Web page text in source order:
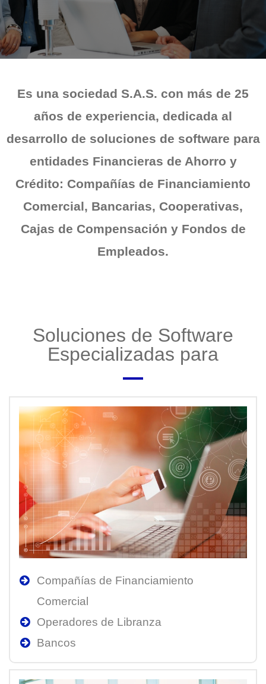
Es una sociedad S.A.S. con más de 25
años de experiencia, dedicada al
desarrollo de soluciones de software para
entidades Financieras de Ahorro y
Crédito: Compañías de Financiamiento
Comercial, Bancarias, Cooperativas,
Cajas de Compensación y Fondos de
Empleados.
Soluciones de Software
Especializadas para
Compañías de Financiamiento
Comercial
Operadores de Libranza
Bancos